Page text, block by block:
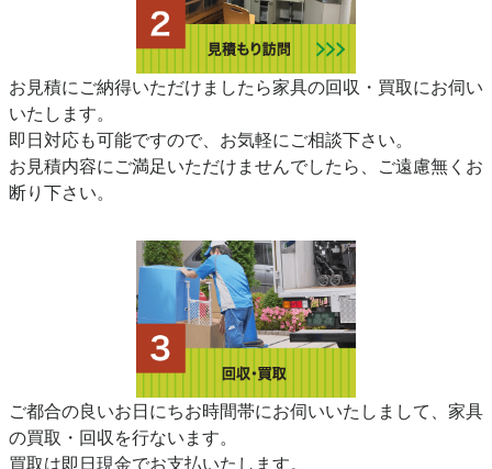
お見積にご納得いただけましたら家具の回収・買取にお伺い
いたします。
即日対応も可能ですので、お気軽にご相談下さい。
お見積内容にご満足いただけませんでしたら、ご遠慮無くお
断り下さい。
ご都合の良いお日にちお時間帯にお伺いいたしまして、家具
の買取・回収を行ないます。
買取は即日現金でお支払いたします。